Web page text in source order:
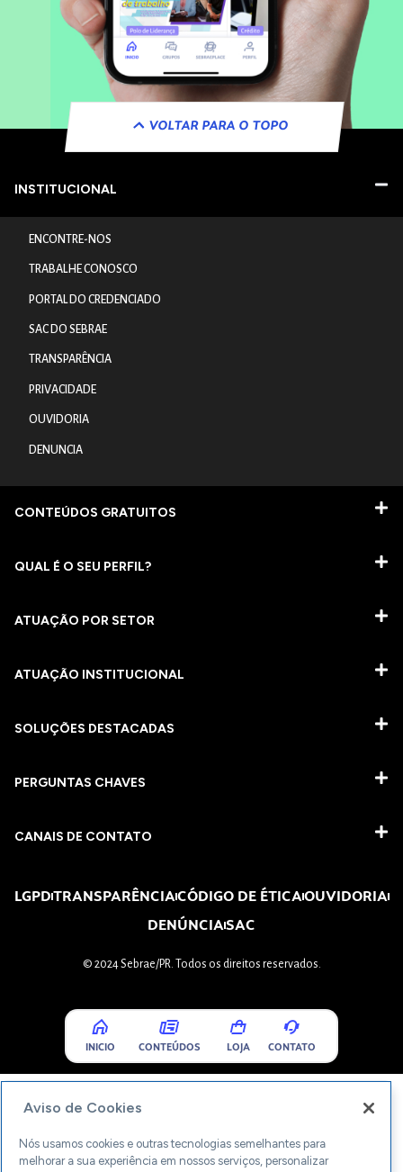
VOLTAR PARA O TOPO
INSTITUCIONAL
ENCONTRE-NOS
TRABALHE CONOSCO
PORTAL DO CREDENCIADO
SAC DO SEBRAE
TRANSPARÊNCIA
PRIVACIDADE
OUVIDORIA
DENUNCIA
CONTEÚDOS GRATUITOS
QUAL É O SEU PERFIL?
ATUAÇÃO POR SETOR
ATUAÇÃO INSTITUCIONAL
SOLUÇÕES DESTACADAS
PERGUNTAS CHAVES​
CANAIS DE CONTATO
LGPDTRANSPARÊNCIACÓDIGO DE ÉTICAOUVIDORIA
DENÚNCIASAC
© 2024 Sebrae/PR. Todos os direitos reservados.
INICIO CONTEÚDOS LOJA CONTATO
Aviso de Cookies
Nós usamos cookies e outras tecnologias semelhantes para
melhorar a sua experiência em nossos serviços, personalizar